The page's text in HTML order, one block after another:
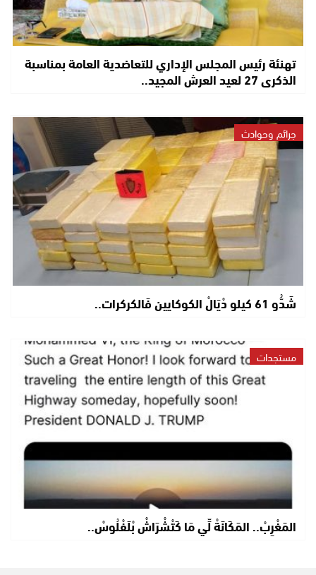
تهنئة رئيس المجلس الإداري للتعاضدية العامة بمناسبة
الذكرى 27 لعيد العرش المجيد..
جرائم وحوادث
شَدُّو 61 كيلو دْيَالْ الكوكايين فَالكركرات..
مستجدات
المَغْرِبْ.. المَكَانَةْ لِّي مَا كَتْشْرَاشْ بْلَفْلُوسْ..